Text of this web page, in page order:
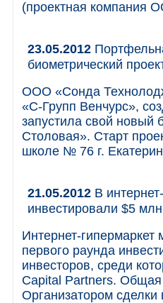
(проектная компания
23.05.2012
биометрический
ООО «Сонда
«С-Групп Венчурс»,
запустила свой новый
Столовая». Старт
школе № 76 г.
21.05.2012 В
инвестировали $5 млн
Интернет-
первого раунда
инвесторов, среди
Capital Partners.
Организатором